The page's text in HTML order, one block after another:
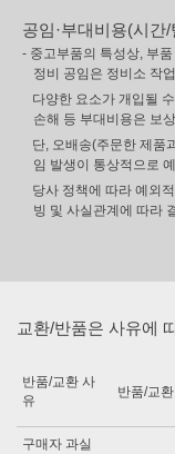
공임·부대비용(시간
- 중고부품의 특성상, 부
정비 공임은 정비소 작
다양한 요소가 개입될
손해 등 부대비용은 보
단, 오배송(주문한 제품
임 발생이 통상적으로
당사 정책에 따라 예외
빙 및 사실관계에 따라
교환/반품은 사유에
반품/교환 사
유
반품/교
구매자 과실